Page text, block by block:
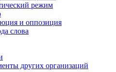
режим
и оппозиция
слова
других организаций